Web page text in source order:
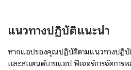
แนวทางปฏิบัติแนะนำ
หากแอปของคุณปฏิบัติตามแนวทางปฏิ
และสแตนด์บายแอป ฟีเจอร์การจัดการ